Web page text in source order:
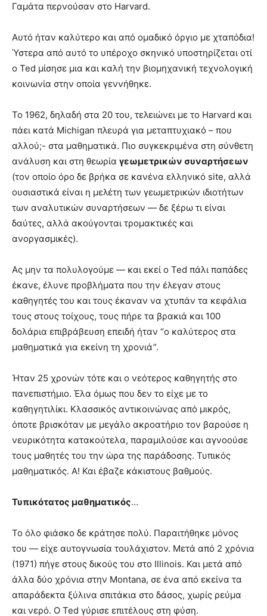
Γαμάτα περνούσαν στο Harvard.
Αυτό ήταν καλύτερο και από ομαδικό όργιο με χταπόδια!
Ύστερα από αυτό το υπέροχο σκηνικό υποστηρίζεται οτί
ο Ted μίσησε μια και καλή την βιομηχανική τεχνολογική
κοινωνία στην οποία γεννήθηκε.
Το 1962, δηλαδή στα 20 του, τελειώνει με το Harvard και
πάει κατά Michigan πλευρά για μεταπτυχιακό – που
αλλού;- στα μαθηματικά. Πιο συγκεκριμένα στη σύνθετη
ανάλυση και στη θεωρία γεωμετρικών συναρτήσεων
(τον οποίο όρο δε βρήκα σε κανένα ελληνικό site, αλλά
ουσιαστικά είναι η μελέτη των γεωμετρικών ιδιοτήτων
των αναλυτικών συναρτήσεων — δε ξέρω τι είναι
δαύτες, αλλά ακούγονται τρομακτικές και
ανοργασμικές).
Ας μην τα πολυλογούμε — και εκεί ο Ted πάλι παπάδες
έκανε, έλυνε προβλήματα που την έλεγαν στους
καθηγητές του και τους έκαναν να χτυπάν τα κεφάλια
τους στους τοίχους, τους πήρε τα βρακιά και 100
δολάρια επιβράβευση επειδή ήταν “ο καλύτερος στα
μαθηματικά για εκείνη τη χρονιά”.
Ήταν 25 χρονών τότε και ο νεότερος καθηγητής στο
πανεπιστήμιο. Έλα όμως που δεν το είχε με το
καθηγητιλίκι. Κλασσικός αντικοινώνας από μικρός,
όποτε βρισκόταν με μεγάλο ακροατήριο τον βαρούσε η
νευρικότητα κατακούτελα, παραμιλούσε και αγνοούσε
τους μαθητές του την ώρα της παράδοσης. Τυπικός
μαθηματικός. Α! Και έβαζε κάκιστους βαθμούς.
Τυπικότατος μαθηματικός…
Το όλο φιάσκο δε κράτησε πολύ. Παραιτήθηκε μόνος
του — είχε αυτογνωσία τουλάχιστον. Μετά από 2 χρόνια
(1971) πήγε στους δικούς του στο Illinois. Και μετά από
άλλα δύο χρόνια στην Montana, σε ένα από εκείνα τα
απαράδεκτα ξύλινα σπιτάκια στο δάσος, χωρίς ρεύμα
και νερό. Ο Ted γύρισε επιτέλους στη φύση.